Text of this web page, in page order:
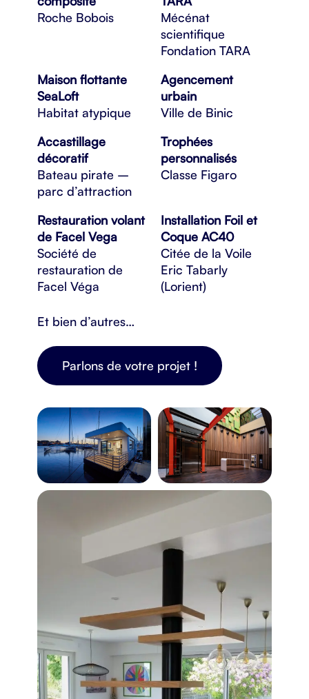
Roche Bobois
Mécénat
scientifique
Fondation TARA
Maison flottante
SeaLoft
Habitat atypique
Agencement
urbain
Ville de Binic
Accastillage
décoratif
Bateau pirate –
parc d’attraction
Trophées
personnalisés
Classe Figaro
Restauration volant
de Facel Vega
Société de
restauration de
Facel Véga
Installation Foil et
Coque AC40
Citée de la Voile
Eric Tabarly
(Lorient)
Et bien d’autres…
Parlons de votre projet !